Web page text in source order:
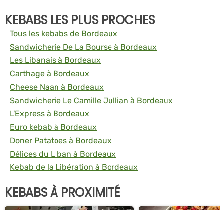
KEBABS LES PLUS PROCHES
Tous les kebabs de Bordeaux
Sandwicherie De La Bourse à Bordeaux
Les Libanais à Bordeaux
Carthage à Bordeaux
Cheese Naan à Bordeaux
Sandwicherie Le Camille Jullian à Bordeaux
L'Express à Bordeaux
Euro kebab à Bordeaux
Doner Patatoes à Bordeaux
Délices du Liban à Bordeaux
Kebab de la Libération à Bordeaux
KEBABS À PROXIMITÉ